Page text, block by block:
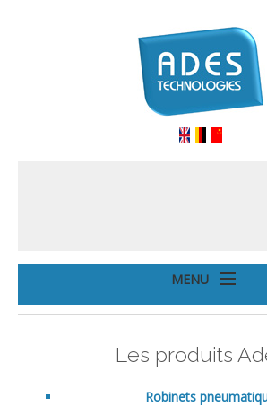
MENU
Les produits
Robinets